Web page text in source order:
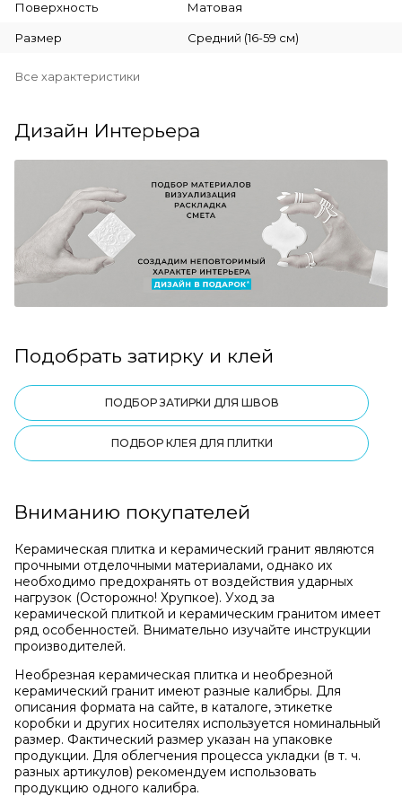
Поверхность Матовая
Размер Средний (16-59 см)
Все характеристики
Дизайн Интерьера
Подобрать затирку и клей
ПОДБОР ЗАТИРКИ ДЛЯ ШВОВ
ПОДБОР КЛЕЯ ДЛЯ ПЛИТКИ
Вниманию покупателей
Керамическая плитка и керамический гранит являются
прочными отделочными материалами, однако их
необходимо предохранять от воздействия ударных
нагрузок (Осторожно! Хрупкое). Уход за
керамической плиткой и керамическим гранитом имеет
ряд особенностей. Внимательно изучайте инструкции
производителей.
Необрезная керамическая плитка и необрезной
керамический гранит имеют разные калибры. Для
описания формата на сайте, в каталоге, этикетке
коробки и других носителях используется номинальный
размер. Фактический размер указан на упаковке
продукции. Для облегчения процесса укладки (в т. ч.
разных артикулов) рекомендуем использовать
продукцию одного калибра.